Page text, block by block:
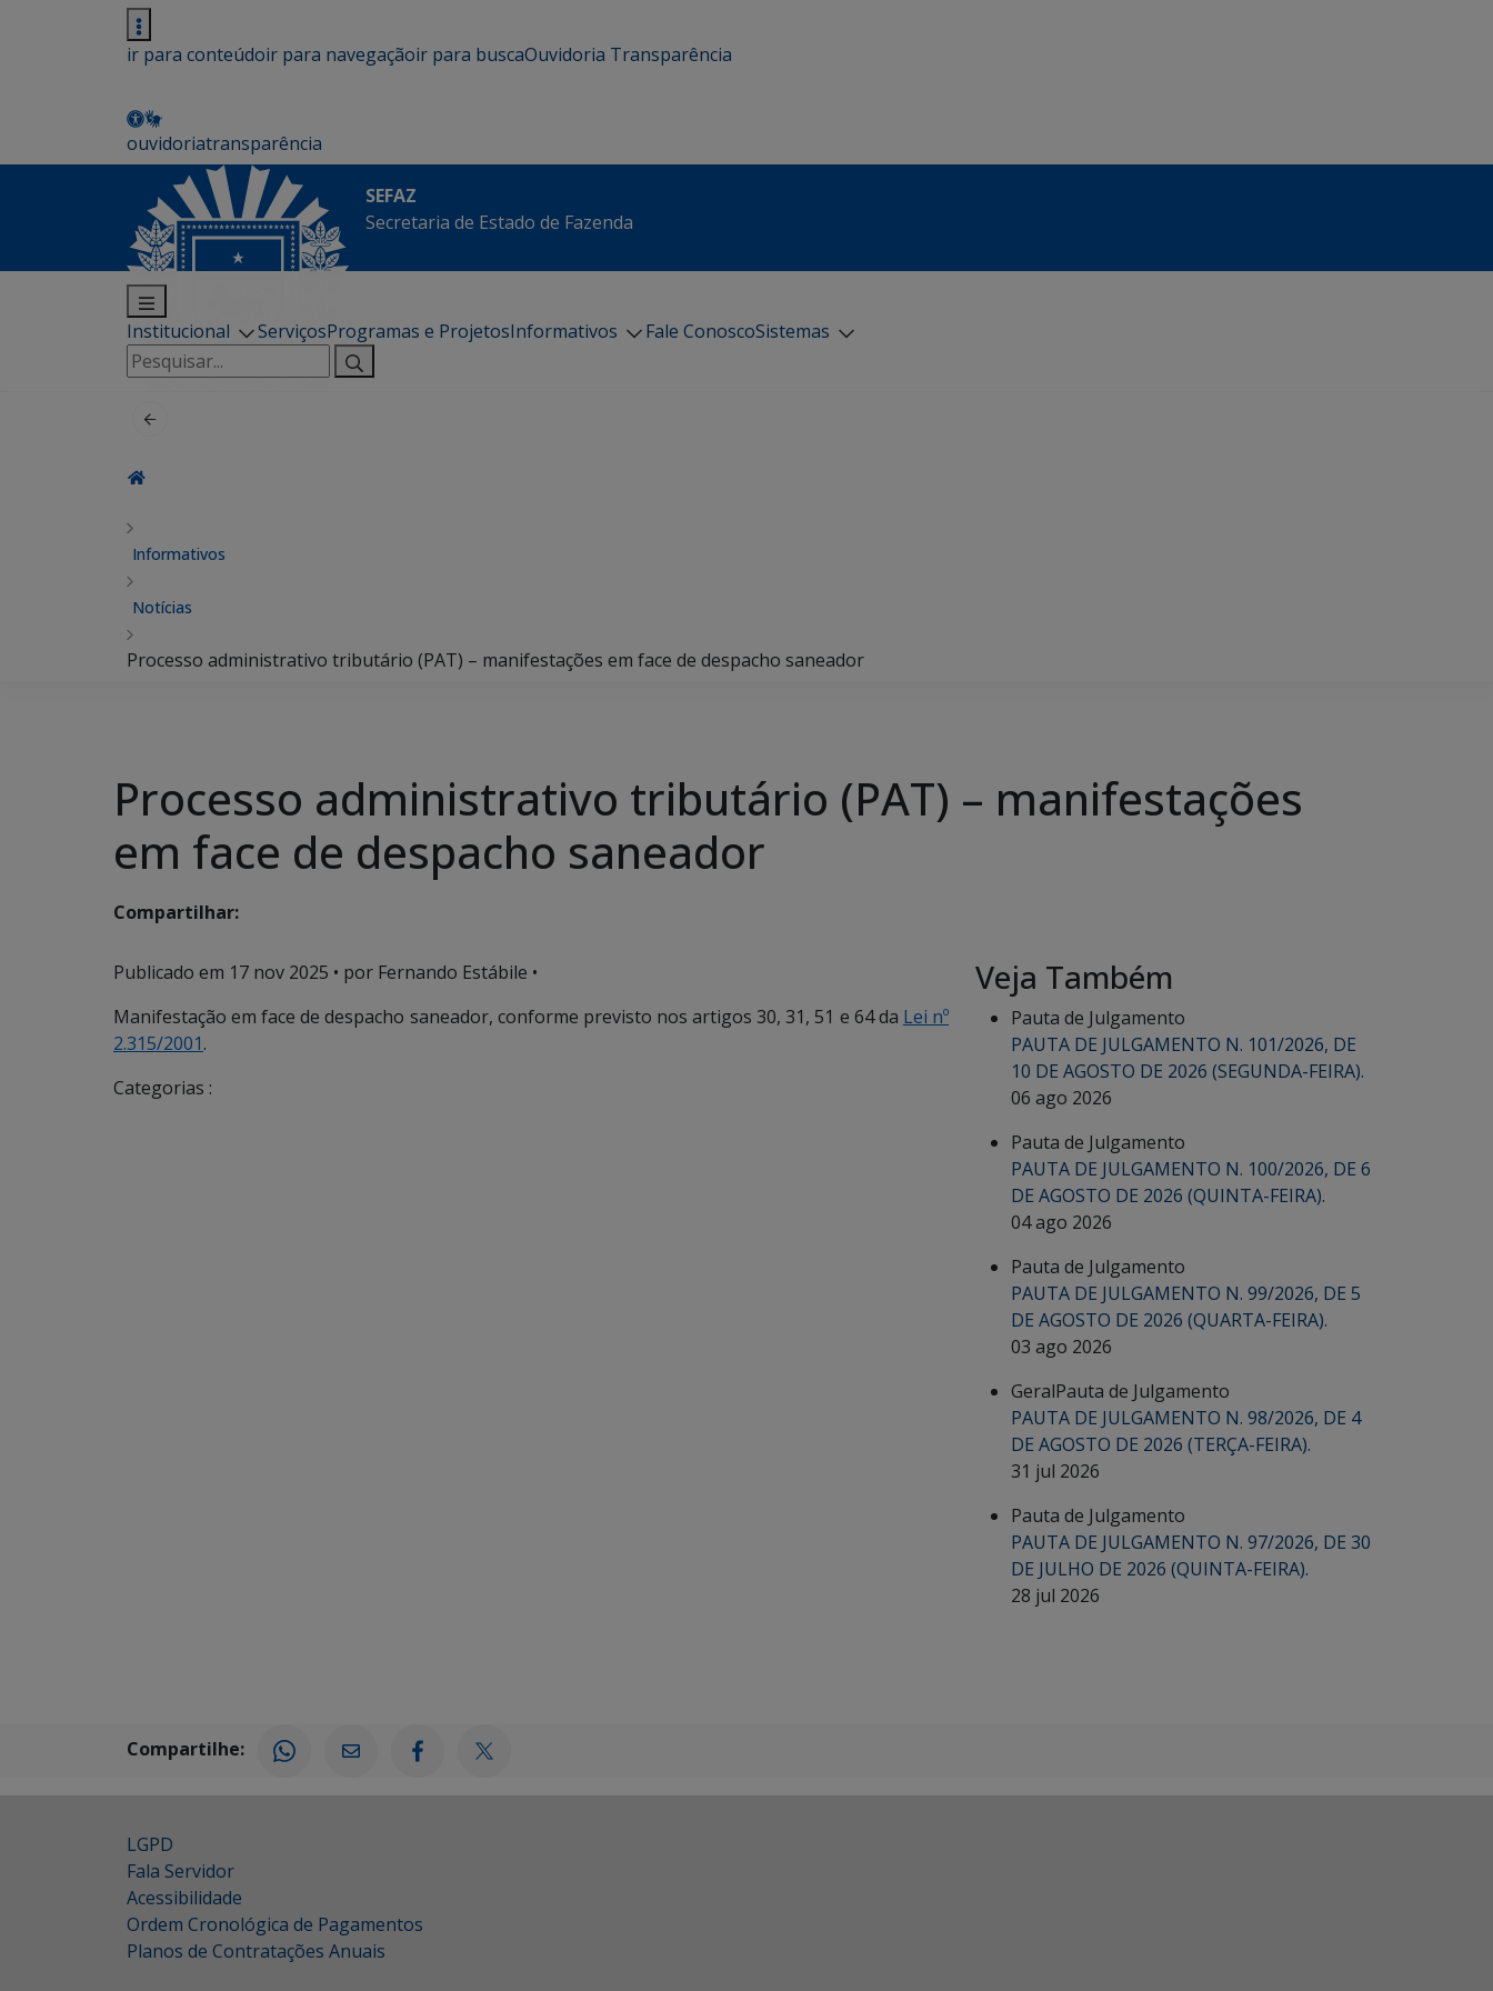
ir para conteúdoir para navegaçãoir para buscaOuvidoria Transparência
ouvidoriatransparência
SEFAZ
Secretaria de Estado de Fazenda
Institucional ServiçosProgramas e ProjetosInformativos Fale ConoscoSistemas
Pesquisar
por:
Informativos
Notícias
Processo administrativo tributário (PAT) – manifestações em face de despacho saneador
Processo administrativo tributário (PAT) – manifestações
em face de despacho saneador
Compartilhar:
Publicado em 17 nov 2025 • por Fernando Estábile •
Manifestação em face de despacho saneador, conforme previsto nos artigos 30, 31, 51 e 64 da Lei nº
2.315/2001.
Categorias :
Veja Também
Pauta de Julgamento
PAUTA DE JULGAMENTO N. 101/2026, DE
10 DE AGOSTO DE 2026 (SEGUNDA-FEIRA).
06 ago 2026
Pauta de Julgamento
PAUTA DE JULGAMENTO N. 100/2026, DE 6
DE AGOSTO DE 2026 (QUINTA-FEIRA).
04 ago 2026
Pauta de Julgamento
PAUTA DE JULGAMENTO N. 99/2026, DE 5
DE AGOSTO DE 2026 (QUARTA-FEIRA).
03 ago 2026
GeralPauta de Julgamento
PAUTA DE JULGAMENTO N. 98/2026, DE 4
DE AGOSTO DE 2026 (TERÇA-FEIRA).
31 jul 2026
Pauta de Julgamento
PAUTA DE JULGAMENTO N. 97/2026, DE 30
DE JULHO DE 2026 (QUINTA-FEIRA).
28 jul 2026
Compartilhe:
LGPD
Fala Servidor
Acessibilidade
Ordem Cronológica de Pagamentos
Planos de Contratações Anuais